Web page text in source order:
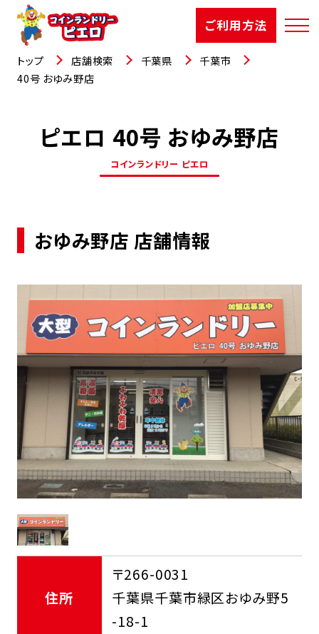
ご利用方法
店舗検索
選ばれる理由
お知らせ
お役立コラム
よくあるご質問
FCオーナー募集中
トップ 店舗検索 千葉県
千葉市
40号 おゆみ野店
ピエロ 40号 おゆみ野店
コインランドリー ピエロ
おゆみ野店 店舗情報
住所
〒266-0031
千葉県千葉市緑区おゆみ野5
-18-1